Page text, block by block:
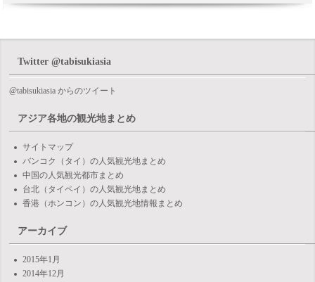
Twitter @tabisukiasia
@tabisukiasia からのツイート
アジア各地の観光地まとめ
サイトマップ
バンコク（タイ）の人気観光地まとめ
中国の人気観光都市まとめ
台北（タイペイ）の人気観光地まとめ
香港（ホンコン）の人気観光地情報まとめ
アーカイブ
2015年1月
2014年12月